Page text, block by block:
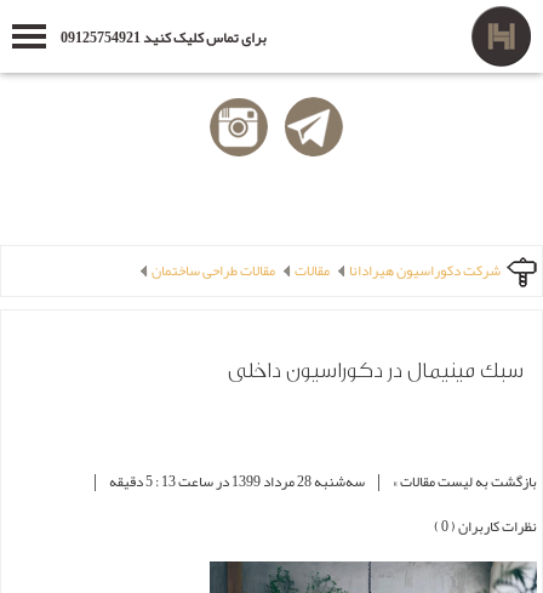
برای تماس کلیک کنید 09125754921
شرکت دکوراسیون هیرادانا مقالات مقالات طراحی ساختمان
سبک مینیمال در دکوراسیون داخلی
بازگشت به لیست مقالات » | ﺳﻪشنبه 28 مرداد 1399 در ساعت 13 : 5 دقیقه |
نظرات کاربران ( 0 )